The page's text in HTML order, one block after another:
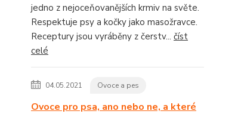
jedno z nejoceňovanějších krmiv na světe.
Respektuje psy a kočky jako masožravce.
Receptury jsou vyráběny z čerstv... číst
celé
04.05.2021 Ovoce a pes
Ovoce pro psa, ano nebo ne, a které